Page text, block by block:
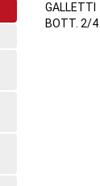
GALLETTI
BOTT. 2/